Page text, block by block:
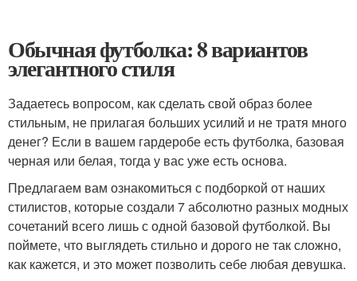
Обычная футболка: 8 вариантов
элегантного стиля
Задаетесь вопросом, как сделать свой образ более
стильным, не прилагая больших усилий и не тратя много
денег? Если в вашем гардеробе есть футболка, базовая
черная или белая, тогда у вас уже есть основа.
Предлагаем вам ознакомиться с подборкой от наших
стилистов, которые создали 7 абсолютно разных модных
сочетаний всего лишь с одной базовой футболкой. Вы
поймете, что выглядеть стильно и дорого не так сложно,
как кажется, и это может позволить себе любая девушка.